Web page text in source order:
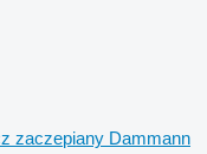
zaczepiany Dammann